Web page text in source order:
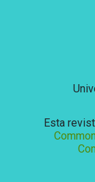
Esta